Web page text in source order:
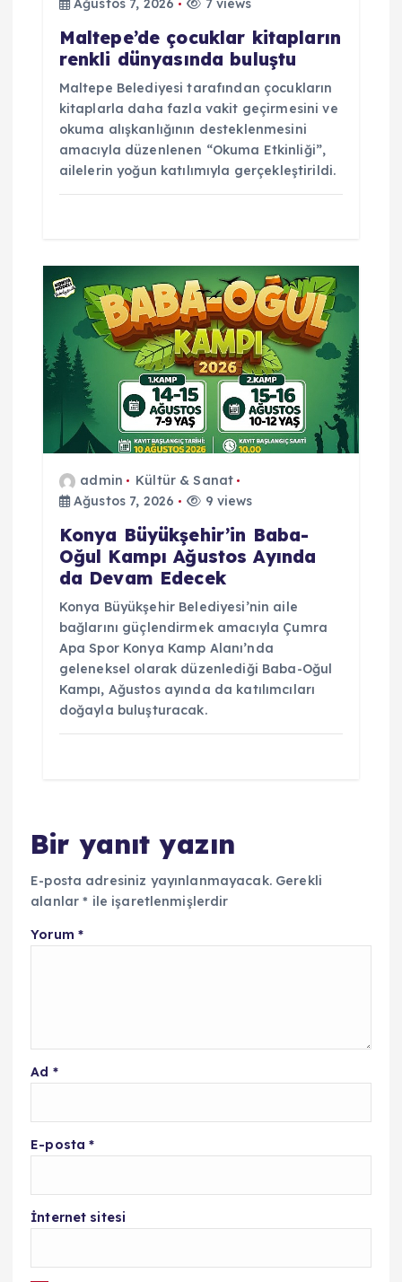
Ağustos 7, 2026
7 views
Maltepe’de çocuklar kitapların
renkli dünyasında buluştu
Maltepe Belediyesi tarafından çocukların
kitaplarla daha fazla vakit geçirmesini ve
okuma alışkanlığının desteklenmesini
amacıyla düzenlenen “Okuma Etkinliği”,
ailelerin yoğun katılımıyla gerçekleştirildi.
admin
Kültür & Sanat
Ağustos 7, 2026
9 views
Konya Büyükşehir’in Baba-
Oğul Kampı Ağustos Ayında
da Devam Edecek
Konya Büyükşehir Belediyesi’nin aile
bağlarını güçlendirmek amacıyla Çumra
Apa Spor Konya Kamp Alanı’nda
geleneksel olarak düzenlediği Baba-Oğul
Kampı, Ağustos ayında da katılımcıları
doğayla buluşturacak.
Bir yanıt yazın
E-posta adresiniz yayınlanmayacak. Gerekli
alanlar* ile işaretlenmişlerdir
Yorum *
Ad *
E-posta*
İnternet sitesi